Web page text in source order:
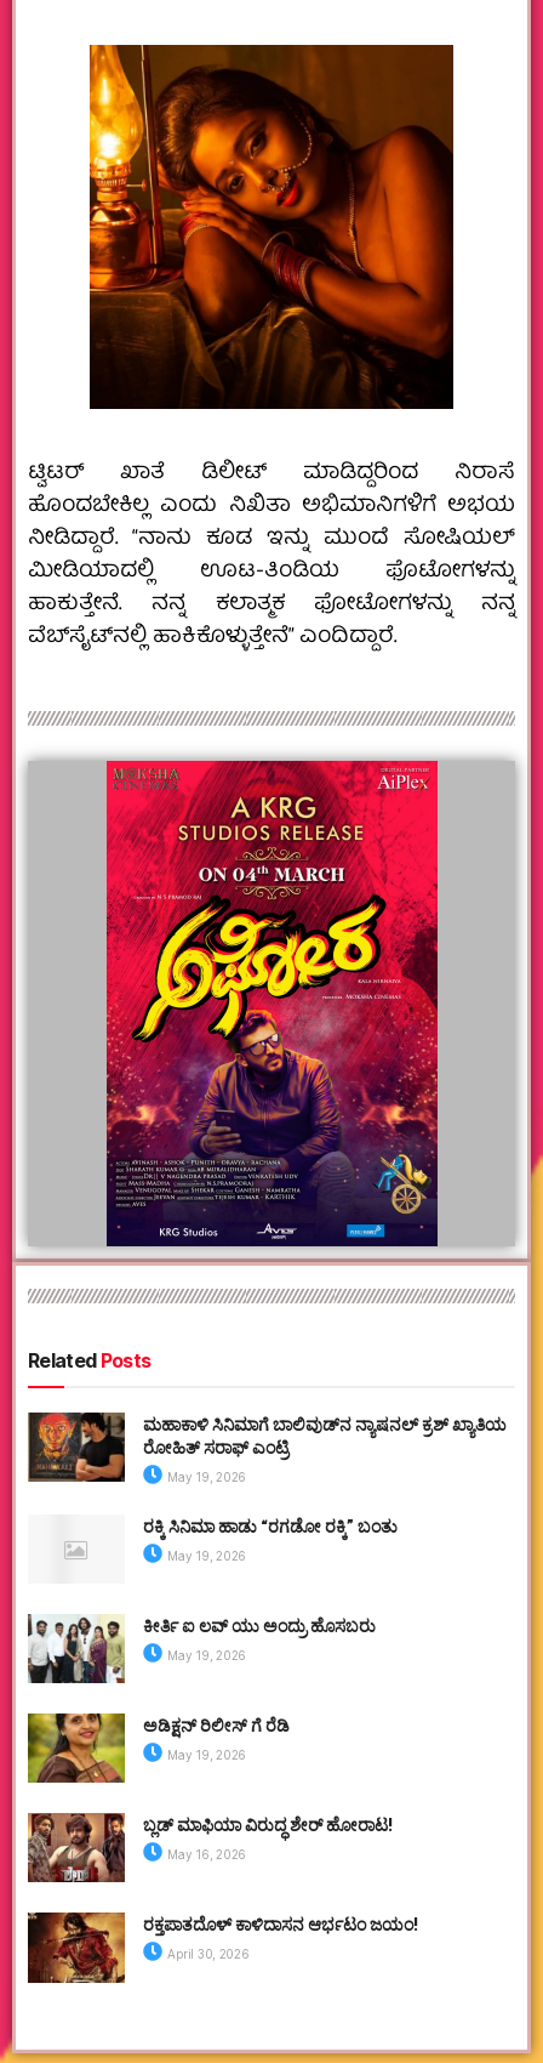
ಟ್ವಿಟರ್‌ ಖಾತೆ ಡಿಲೀಟ್‌ ಮಾಡಿದ್ದರಿಂದ ನಿರಾಸೆ
ಹೊಂದಬೇಕಿಲ್ಲ ಎಂದು ನಿಖಿತಾ ಅಭಿಮಾನಿಗಳಿಗೆ ಅಭಯ
ನೀಡಿದ್ದಾರೆ. “ನಾನು ಕೂಡ ಇನ್ನು ಮುಂದೆ ಸೋಷಿಯಲ್
ಮೀಡಿಯಾದಲ್ಲಿ ಊಟ-ತಿಂಡಿಯ ಫೊಟೋಗಳನ್ನು
ಹಾಕುತ್ತೇನೆ. ನನ್ನ ಕಲಾತ್ಮಕ ಫೋಟೋಗಳನ್ನು ನನ್ನ
ವೆಬ್‌ಸೈಟ್‌ನಲ್ಲಿ ಹಾಕಿಕೊಳ್ಳುತ್ತೇನೆ” ಎಂದಿದ್ದಾರೆ.
RelatedPosts
ಮಹಾಕಾಳಿ ಸಿನಿಮಾಗೆ ಬಾಲಿವುಡ್‌ನ ನ್ಯಾಷನಲ್ ಕ್ರಶ್ ಖ್ಯಾತಿಯ
ರೋಹಿತ್ ಸರಾಫ್ ಎಂಟ್ರಿ
May 19, 2026
ರಕ್ಕಿ ಸಿನಿಮಾ ಹಾಡು “ರಗಡೋ ರಕ್ಕಿ” ಬಂತು
May 19, 2026
ಕೀರ್ತಿ ಐ ಲವ್ ಯು ಅಂದ್ರು ಹೊಸಬರು
May 19, 2026
ಅಡಿಕ್ಷನ್ ರಿಲೀಸ್ ಗೆ ರೆಡಿ
May 19, 2026
ಬ್ಲಡ್ ಮಾಫಿಯಾ ವಿರುದ್ಧ ಶೇರ್ ಹೋರಾಟ!
May 16, 2026
ರಕ್ತಪಾತದೊಳ್ ಕಾಳಿದಾಸನ ಆರ್ಭಟಂ ಜಯಂ!
April 30, 2026